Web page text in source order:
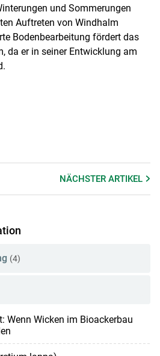
und Sommerungen
Auftreten von Windhalm
Bodenbearbeitung fördert das
da er in seiner Entwicklung am
NÄCHSTERARTIKEL
(4)
Wenn Wicken im Bioackerbau